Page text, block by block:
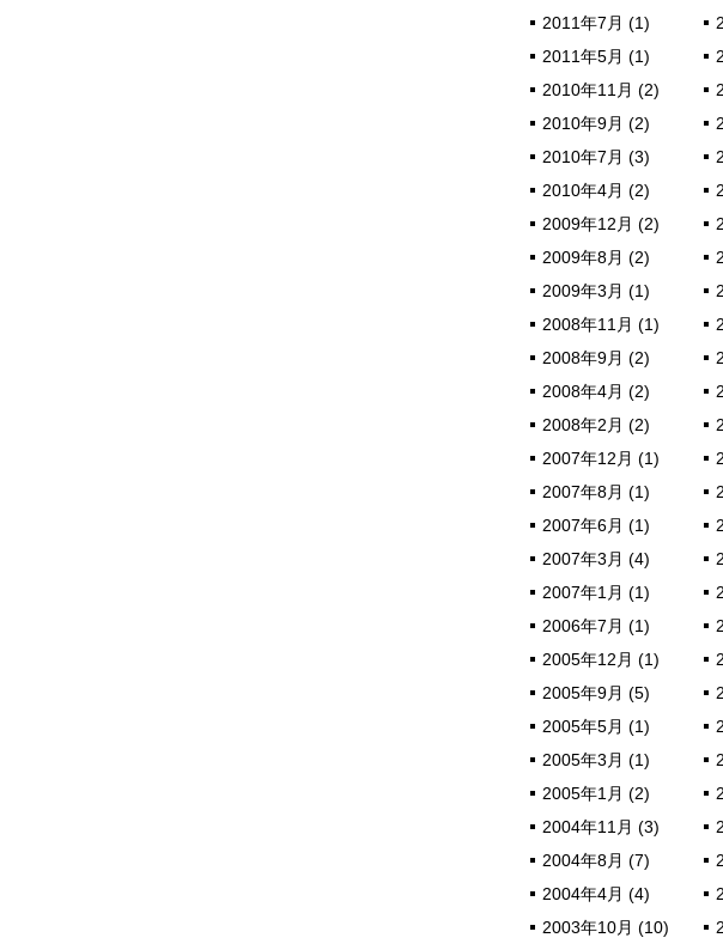
2011年7月 (1)
2011年5月 (1)
2010年11月 (2)
2010年9月 (2)
2010年7月 (3)
2010年4月 (2)
2009年12月 (2)
2009年8月 (2)
2009年3月 (1)
2008年11月 (1)
2008年9月 (2)
2008年4月 (2)
2008年2月 (2)
2007年12月 (1)
2007年8月 (1)
2007年6月 (1)
2007年3月 (4)
2007年1月 (1)
2006年7月 (1)
2005年12月 (1)
2005年9月 (5)
2005年5月 (1)
2005年3月 (1)
2005年1月 (2)
2004年11月 (3)
2004年8月 (7)
2004年4月 (4)
2003年10月 (10)